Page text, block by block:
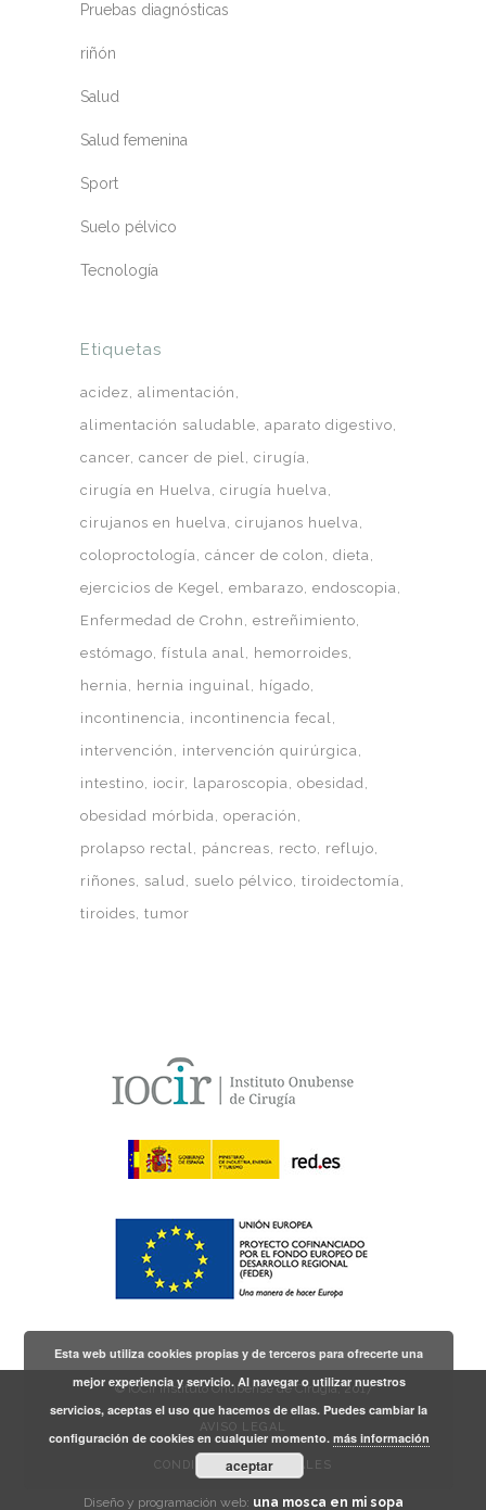
Pruebas diagnósticas
riñón
Salud
Salud femenina
Sport
Suelo pélvico
Tecnología
Etiquetas
acidez alimentación
alimentación saludable aparato digestivo
cancer cancer de piel cirugía
cirugía en Huelva cirugía huelva
cirujanos en huelva cirujanos huelva
coloproctología cáncer de colon
dieta
ejercicios de Kegel embarazo endoscopia
Enfermedad de Crohn
estreñimiento
estómago fístula anal
hemorroides
hernia
hernia inguinal
hígado
incontinencia
incontinencia fecal
intervención
intervención quirúrgica
intestino
iocir laparoscopia obesidad
obesidad mórbida operación
prolapso rectal
páncreas recto
reflujo
riñones
salud suelo pélvico tiroidectomía
tiroides tumor
© IOCir Instituto Onubense de Cirugía, 2017
AVISO LEGAL
CONDICIONES GENERALES
Diseño y programación web: una mosca en mi sopa
Esta web utiliza cookies propias y de terceros para ofrecerte una
mejor experiencia y servicio. Al navegar o utilizar nuestros
servicios, aceptas el uso que hacemos de ellas. Puedes cambiar la
configuración de cookies en cualquier momento. más información
aceptar